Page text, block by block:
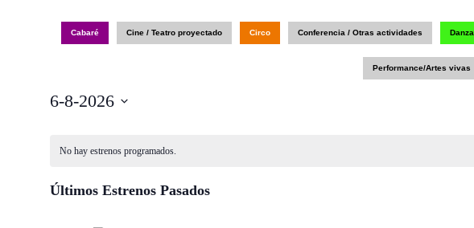
Cabaré Cine / Teatro proyectado Circo Conferencia / Otras actividades Danza
Performance/Artes vivas
6-8-2026
No hay estrenos programados.
Últimos Estrenos Pasados